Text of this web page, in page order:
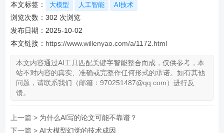
本文标签：
大模型 人工智能 AI技术
浏览次数： 302 次浏览
发布日期：2025-10-02
本文链接： https://www.willenyao.com/a/1172.html
本文内容通过AI工具匹配关键字智能整合而成，仅供参考，本
站不对内容的真实、准确或完整作任何形式的承诺。如有其他
问题，请联系我们（邮箱：970251487@qq.com）进行反
馈。
上一篇 > 为什么AI写的论文可能不靠谱？
下一篇 > AI大模型幻觉的技术成因